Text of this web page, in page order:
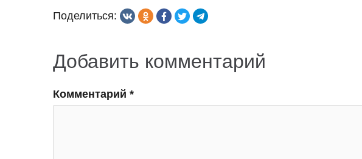
записям
Поделиться:
Добавить комментарий
Комментарий *